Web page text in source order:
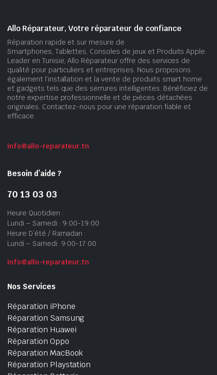
Allo Réparateur, Votre réparateur de confiance
Réparation rapide et sur mesure de
Smartphones, Tablettes, Consoles de jeux et Produits Apple.
Leader en Tunisie, Allo Réparateur offre des services de
qualité pour particuliers et entreprises. Nous proposons
également l’installation et la vente de produits smart home
et gadgets tels que des serrures intelligentes. Bénéficiez de
notre expertise professionnelle et de pièces détachées
originales. Contactez-nous pour une réparation fiable et
efficace.
info@allo-reparateur.tn
Besoin d’aide ?
70 13 03 03
Heure Quotidien :
Lundi – Samedi : 9:00-19:00
Heure D’été / Ramadan :
Lundi – Samedi: 9:00-17:00
info@allo-reparateur.tn
Nos Services
Réparation iPhone
Réparation Samsung
Réparation Huawei
Réparation Oppo
Réparation MacBook
Réparation Playstation